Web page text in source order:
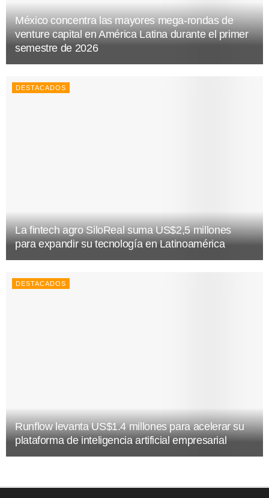
México concentra las mayores mega-rondas de
venture capital en América Latina durante el primer
semestre de 2026
DESTACADOS
La fintech agro SiloReal suma US$2,5 millones
para expandir su tecnología en Latinoamérica
DESTACADOS
Runflow levanta US$1.4 millones para acelerar su
plataforma de inteligencia artificial empresarial